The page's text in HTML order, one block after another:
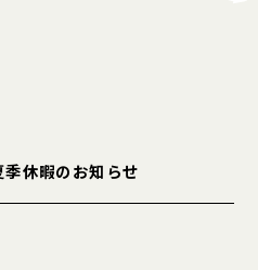
休暇のお知らせ